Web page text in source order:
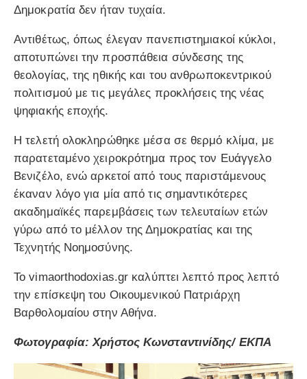
Δημοκρατία δεν ήταν τυχαία.
Αντιθέτως, όπως έλεγαν πανεπιστημιακοί κύκλοι,
αποτυπώνει την προσπάθεια σύνδεσης της
θεολογίας, της ηθικής και του ανθρωποκεντρικού
πολιτισμού με τις μεγάλες προκλήσεις της νέας
ψηφιακής εποχής.
Η τελετή ολοκληρώθηκε μέσα σε θερμό κλίμα, με
παρατεταμένο χειροκρότημα προς τον Ευάγγελο
Βενιζέλο, ενώ αρκετοί από τους παριστάμενους
έκαναν λόγο για μία από τις σημαντικότερες
ακαδημαϊκές παρεμβάσεις των τελευταίων ετών
γύρω από το μέλλον της Δημοκρατίας και της
Τεχνητής Νοημοσύνης.
Το vimaorthodoxias.gr καλύπτει λεπτό προς λεπτό
την επίσκεψη του Οικουμενικού Πατριάρχη
Βαρθολομαίου στην Αθήνα.
Φωτογραφία: Χρήστος Κωνσταντινίδης/ ΕΚΠΑ